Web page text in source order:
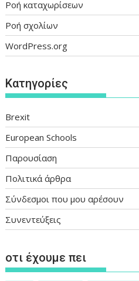
Ροή καταχωρίσεων
Ροή σχολίων
WordPress.org
Kατηγορίες
Brexit
European Schools
Παρουσίαση
Πολιτικά άρθρα
Σύνδεσμοι που μου αρέσουν
Συνεντεύξεις
οτι έχουμε πει